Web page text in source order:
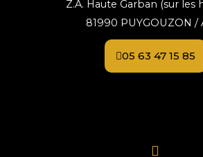
Z.A. Haute Garban (sur les
81990 PUYGOUZON /
05 63 47 15 85